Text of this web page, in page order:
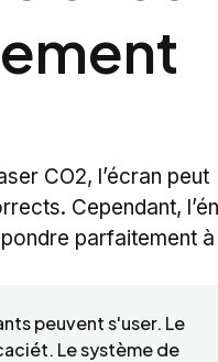
CO2, l’écran peut
Cependant,
parfaitement
peuvent s'user. Le
Le système de